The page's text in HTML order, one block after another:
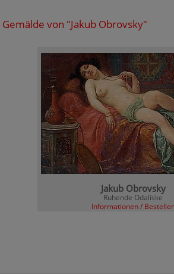
Gemälde von "Jakub Obrovsky"
Jakub Obrovsky
Ruhende Odaliske
Informationen /